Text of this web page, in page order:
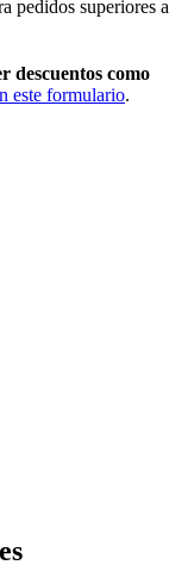
pedidos superiores a
descuentos como
este formulario.